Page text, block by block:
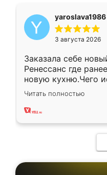
yaroslava1986
3 августа 2026
Заказала себе
Ренессанс где
новую кухню.Чего
вполне довольна.
два года, нареканий
Читать полностью